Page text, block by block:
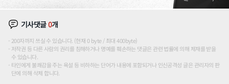
기사댓글0개
200자까지 쓰실 수 있습니다. (현재 0 byte / 최대 400byte)
저작권 등 다른 사람의 권리를 침해하거나 명예를 훼손하는 댓글은 관련 법률에 의해 제재를 받을
수 있습니다.
타인에게 불쾌감을 주는 욕설 등 비하하는 단어가 내용에 포함되거나 인신공격성 글은 관리자의 판
단에 의해 삭제 합니다.